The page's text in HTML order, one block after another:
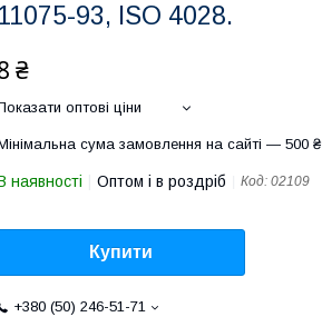
11075-93, ISO 4028.
₴
оптові ціни
сума замовлення на сайті — 500 ₴
наявності Оптом і в роздріб Код: 02109
Купити
+380 (50) 246-51-71